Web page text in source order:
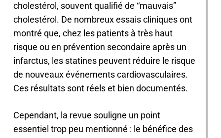
cholestérol, souvent qualifié de “mauvais”
cholestérol. De nombreux essais cliniques ont
montré que, chez les patients à très haut
risque ou en prévention secondaire après un
infarctus, les statines peuvent réduire le risque
de nouveaux événements cardiovasculaires.
Ces résultats sont réels et bien documentés.
Cependant, la revue souligne un point
essentiel trop peu mentionné : le bénéfice des